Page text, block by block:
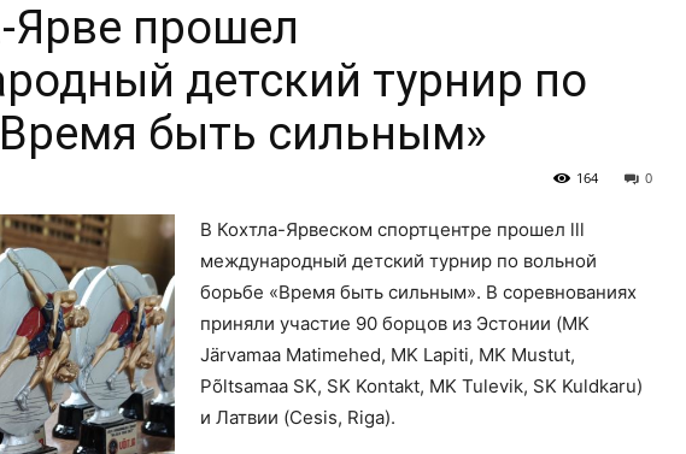
Ярве прошел
детский турнир по
быть сильным»
0
164
В Кохтла-Ярвеском спортцентре прошел lll
международный детский турнир по вольной
борьбе «Время быть сильным». В соревнованиях
приняли участие 90 борцов из Эстонии (MK
Järvamaa Matimehed, MK Lapiti, MK Mustut,
Põltsamaa SK, SK Kontakt, MK Tulevik, SK Kuldkaru)
и Латвии (Cesis, Riga).